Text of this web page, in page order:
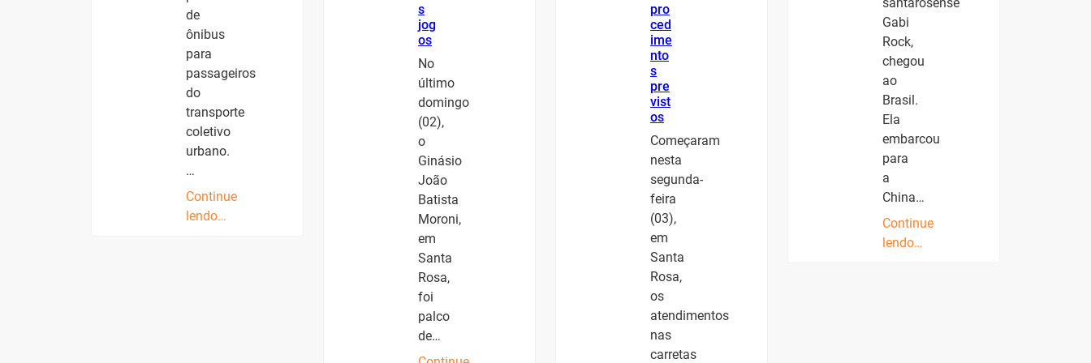
de
ônibus
para
passageiros
do
transporte
coletivo
urbano.
…
Continue
lendo…
s
jog
os
No
último
domingo
(02),
o
Ginásio
João
Batista
Moroni,
em
Santa
Rosa,
foi
palco
de…
pro
ced
ime
nto
s
pre
vist
os
Começaram
nesta
segunda-
feira
(03),
em
Santa
Rosa,
os
atendimentos
nas
carretas
santarosense
Gabi
Rock,
chegou
ao
Brasil.
Ela
embarcou
para
a
China…
Continue
lendo…